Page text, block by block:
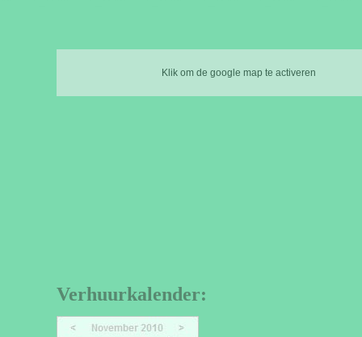
Klik om de google map te activeren
Verhuurkalender: